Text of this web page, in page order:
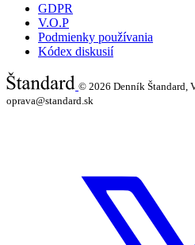
GDPR
V.O.P
Podmienky používania
Kódex diskusií
© 2026 Denník Štandard,
oprava@standard.sk